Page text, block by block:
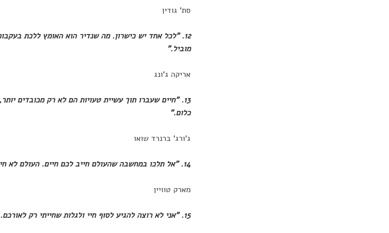
סת' גודין
12. "לכל אחד יש כישרון. מה שנדיר הוא האומץ ללכת
מוביל."
אריקה ג'ונג
13. "חיים שעברו תוך עשיית טעויות הם לא רק מכובדים
כלום."
ג'ורג' ברנרד שואו
14. "אל תלכו במחשבה שהעולם חייב לכם חיים. העולם לא חייב לכם כלום. הוא היה כאן קודם."
מארק טוויין
15. "אני לא רוצה להגיע לסוף חיי ולגלות שחייתי רק לאורכם. הייתי רוצה לחיות אותם גם לרוחבם."